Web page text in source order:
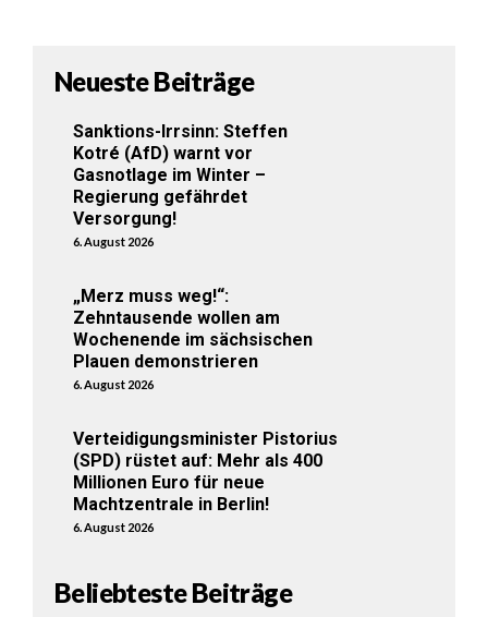
Neueste Beiträge
Sanktions-Irrsinn: Steffen
Kotré (AfD) warnt vor
Gasnotlage im Winter –
Regierung gefährdet
Versorgung!
6. August 2026
„Merz muss weg!“:
Zehntausende wollen am
Wochenende im sächsischen
Plauen demonstrieren
6. August 2026
Verteidigungsminister Pistorius
(SPD) rüstet auf: Mehr als 400
Millionen Euro für neue
Machtzentrale in Berlin!
6. August 2026
Beliebteste Beiträge